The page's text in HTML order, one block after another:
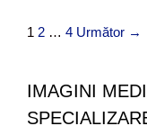
e
N
i
a
1 2 … 4 Următor →
IMAGINI